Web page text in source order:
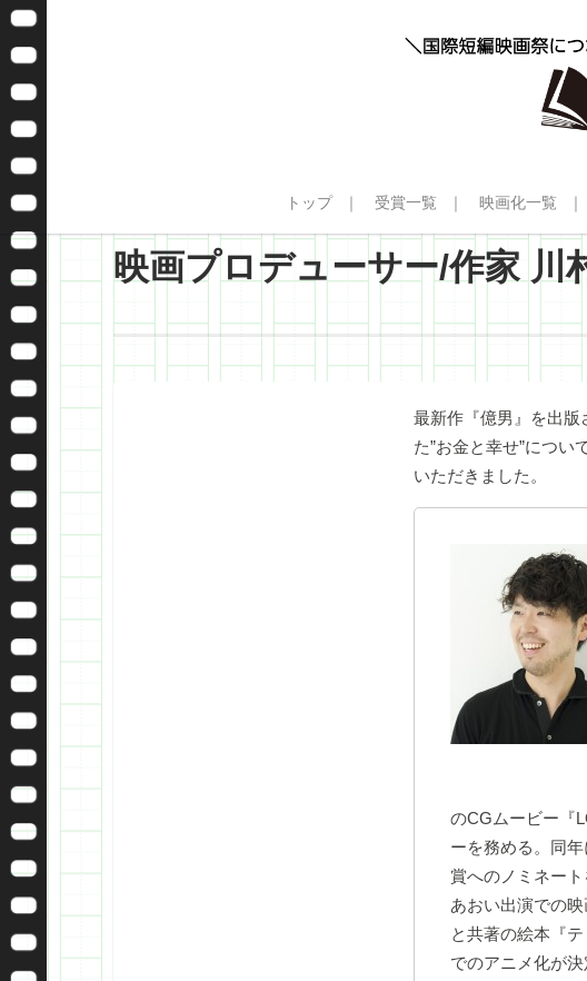
トップ 受賞一覧 映画化一覧
映画プロデューサー/作家 川
最新作『億男』を出版
た”お金と幸せ”につ
いただきました。
のCGムービー『
ーを務める。同
賞へのノミネー
あおい出演での
と共著の絵本『
でのアニメ化が